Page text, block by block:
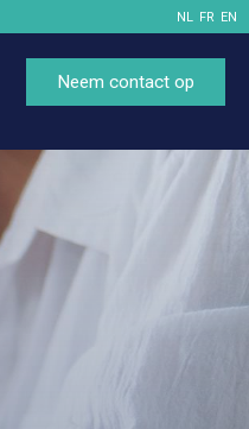
NL FR EN
Neem contact op